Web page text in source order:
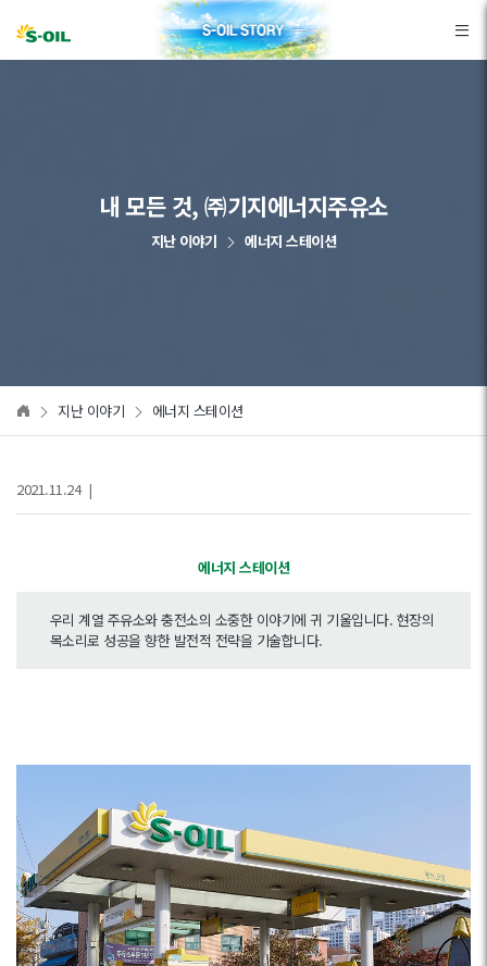
내 모든 것, ㈜기지에너지주유소
지난 이야기 에너지 스테이션
지난 이야기 에너지 스테이션
2021.11.24 |
에너지 스테이션
우리 계열 주유소와 충전소의 소중한 이야기에 귀 기울입니다. 현장의
목소리로 성공을 향한 발전적 전략을 기술합니다.